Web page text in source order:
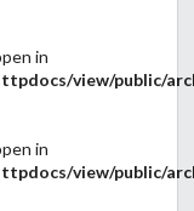
in
view/public/
in
view/public/